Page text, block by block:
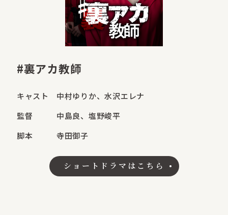
#裏アカ教師
キャスト
中村ゆりか、水沢エレナ
監督
中島良、塩野峻平
脚本
寺田御子
ショートドラマはこちら